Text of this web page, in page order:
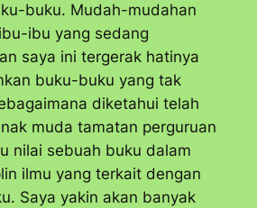
buku. Mudah-mudahan
ibu yang sedang
saya ini tergerak hatinya
buku-buku yang tak
diketahui telah
muda tamatan perguruan
nilai sebuah buku dalam
ilmu yang terkait dengan
Saya yakin akan banyak